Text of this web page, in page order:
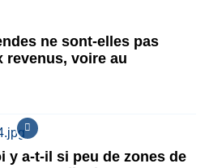
ne sont-elles pas
revenus, voire au
y a-t-il si peu de zones de